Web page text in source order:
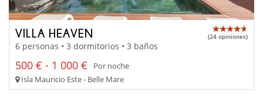
VILLA HEAVEN (24 opiniones)
6 personas • 3 dormitorios • 3 baños
500 € - 1 000 €
Por noche
Isla Mauricio Este - Belle Mare